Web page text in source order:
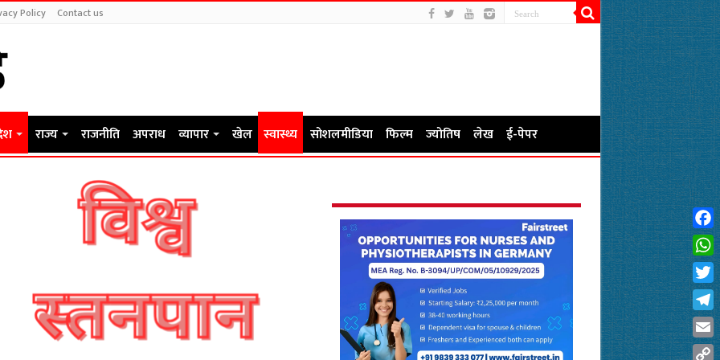
Policy Contact us
राज्य राजनीति अपराध व्यापार खेल स्वास्थ्य सोशलमीडिया फिल्म ज्योतिष लेख ई-पेपर